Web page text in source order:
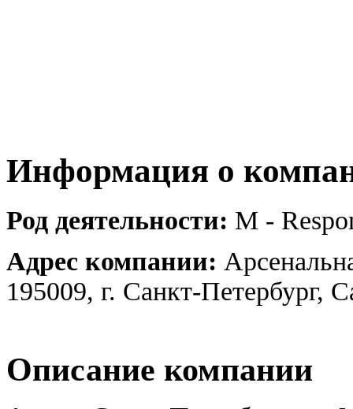
Информация о
Род деятельности: M -
Адрес компании:
195009, г. Санкт-Петербург,
Описание компании